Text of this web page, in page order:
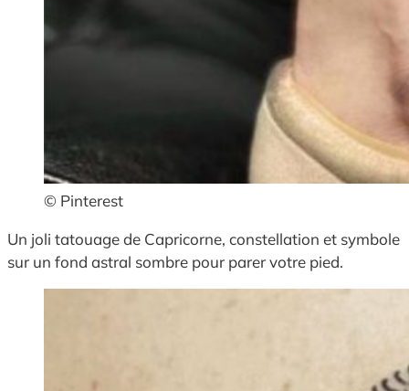
© Pinterest
Un joli tatouage de Capricorne, constellation et symbole
sur un fond astral sombre pour parer votre pied.